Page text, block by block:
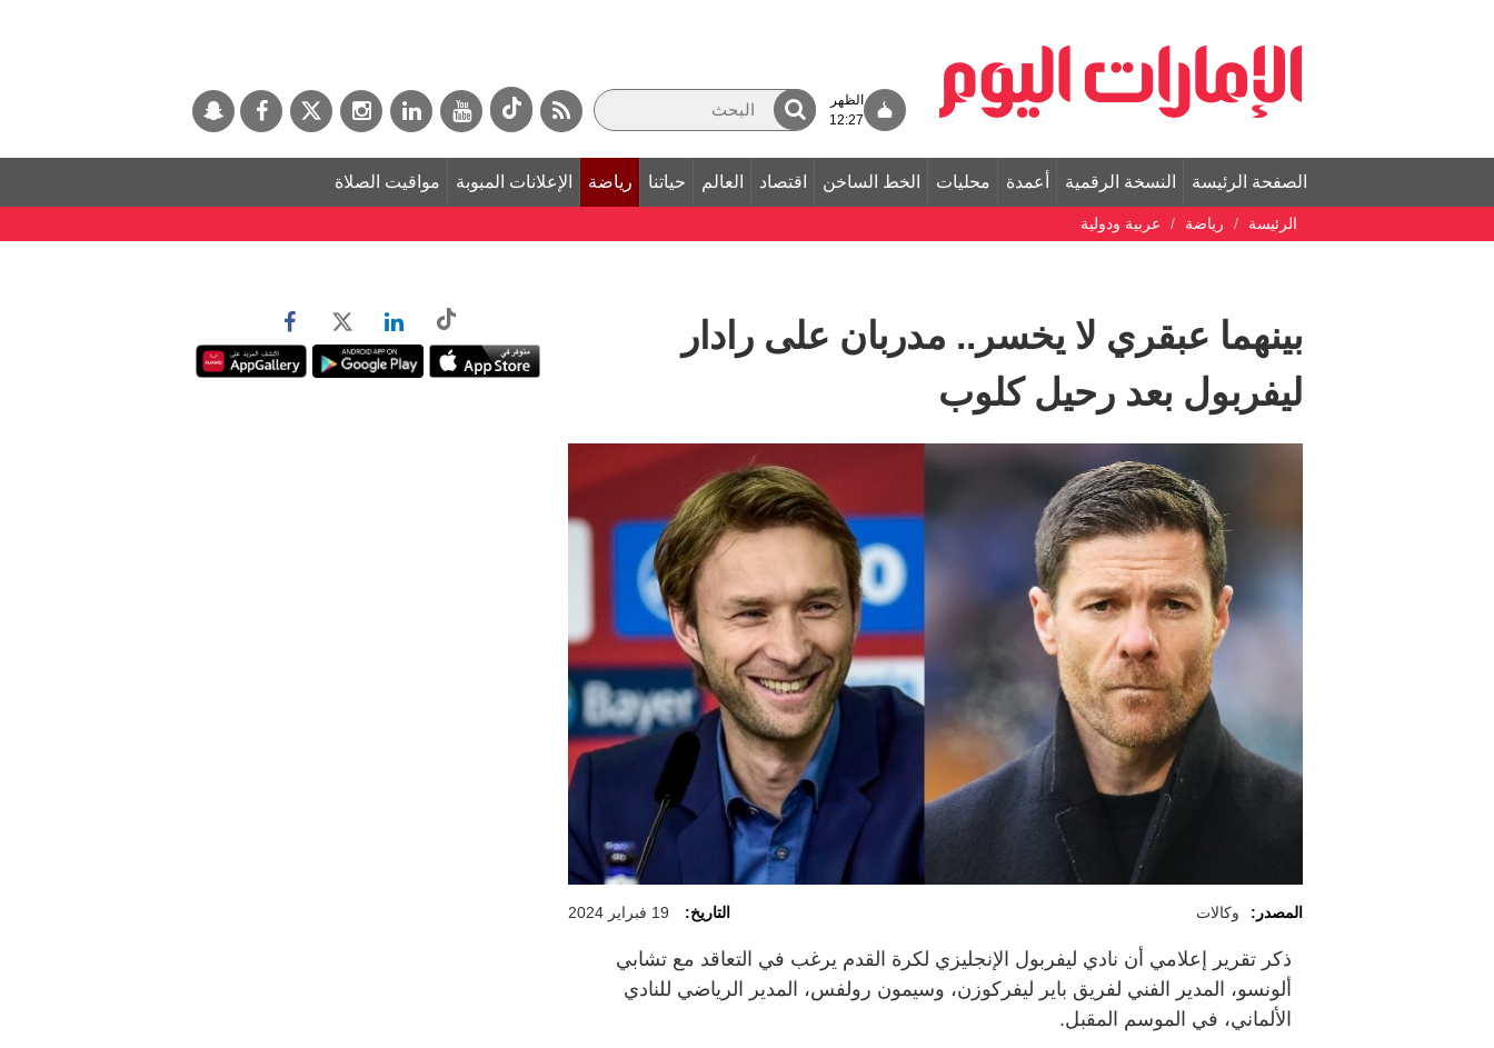
الظهر
12:27
الصفحة الرئيسة النسخة الرقمية أعمدة محليات الخط الساخن اقتصاد العالم حياتنا رياضة الإعلانات المبوبة مواقيت الصلاة
الرئيسة رياضة عربية ودولية
بينهما عبقري لا يخسر.. مدربان على رادار
ليفربول بعد رحيل كلوب
المصدر: وكالات التاريخ: 19 فبراير 2024
ذكر تقرير إعلامي أن نادي ليفربول الإنجليزي لكرة القدم يرغب في التعاقد مع تشابي
ألونسو، المدير الفني لفريق باير ليفركوزن، وسيمون رولفس، المدير الرياضي للنادي
الألماني، في الموسم المقبل.